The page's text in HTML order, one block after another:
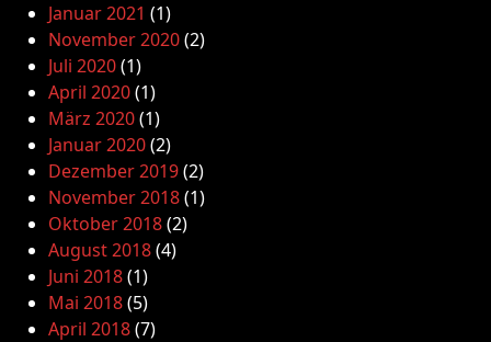
Januar 2021 (1)
November 2020(2)
Juli 2020(1)
April 2020(1)
März 2020(1)
Januar 2020(2)
Dezember 2019(2)
November 2018(1)
Oktober 2018(2)
August 2018(4)
Juni 2018(1)
Mai 2018(5)
April 2018(7)